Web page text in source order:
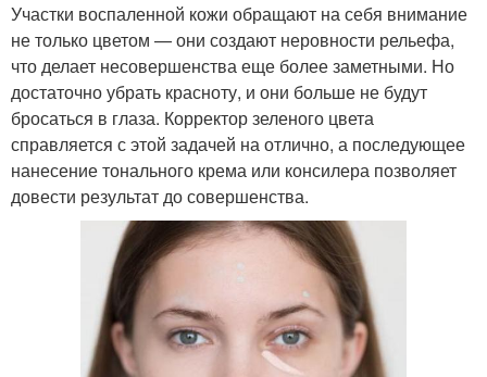
Участки воспаленной кожи обращают на себя внимание
не только цветом — они создают неровности рельефа,
что делает несовершенства еще более заметными. Но
достаточно убрать красноту, и они больше не будут
бросаться в глаза. Корректор зеленого цвета
справляется с этой задачей на отлично, а последующее
нанесение тонального крема или консилера позволяет
довести результат до совершенства.